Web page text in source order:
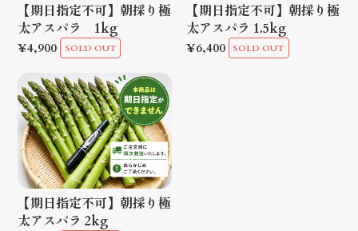
【期日指定不可】朝採り極
太アスパラ 1kg
¥4,900 SOLD OUT
【期日指定不可】朝採り極
太アスパラ 1.5kg
¥6,400 SOLD OUT
【期日指定不可】朝採り極
太アスパラ 2kg